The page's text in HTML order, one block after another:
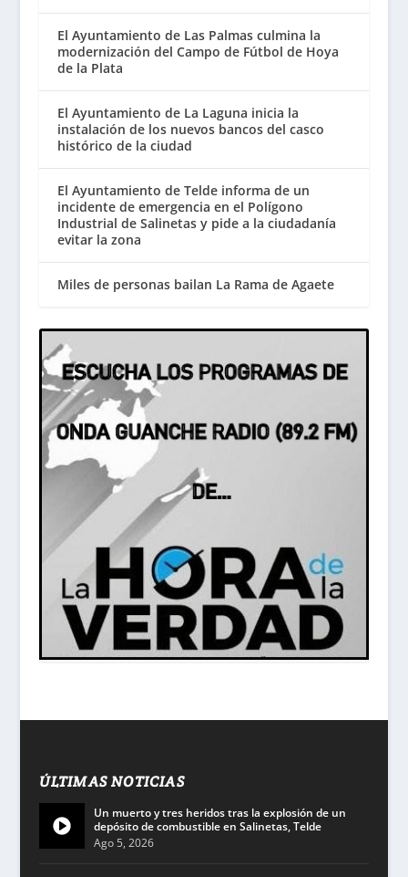
El Ayuntamiento de Las Palmas culmina la
modernización del Campo de Fútbol de Hoya
de la Plata
El Ayuntamiento de La Laguna inicia la
instalación de los nuevos bancos del casco
histórico de la ciudad
El Ayuntamiento de Telde informa de un
incidente de emergencia en el Polígono
Industrial de Salinetas y pide a la ciudadanía
evitar la zona
Miles de personas bailan La Rama de Agaete
ÚLTIMAS NOTICIAS
Un muerto y tres heridos tras la explosión de un
depósito de combustible en Salinetas, Telde
Ago 5, 2026